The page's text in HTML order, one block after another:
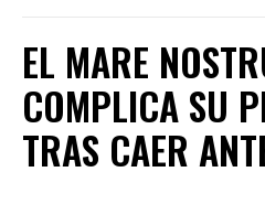
EL MARE
COMPLICA SU
TRAS CAER